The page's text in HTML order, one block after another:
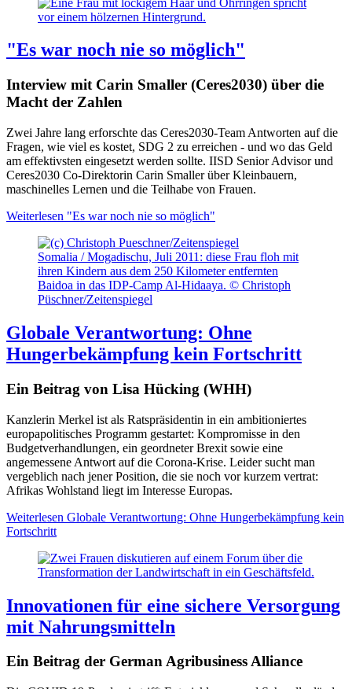
"Es war noch nie so möglich"
Interview mit Carin Smaller (Ceres2030) über die
Macht der Zahlen
Zwei Jahre lang erforschte das Ceres2030-Team Antworten auf die
Fragen, wie viel es kostet, SDG 2 zu erreichen - und wo das Geld
am effektivsten eingesetzt werden sollte. IISD Senior Advisor und
Ceres2030 Co-Direktorin Carin Smaller über Kleinbauern,
maschinelles Lernen und die Teilhabe von Frauen.
Weiterlesen "Es war noch nie so möglich"
Somalia / Mogadischu, Juli 2011: diese Frau floh mit
ihren Kindern aus dem 250 Kilometer entfernten
Baidoa in das IDP-Camp Al-Hidaaya. © Christoph
Püschner/Zeitenspiegel
Globale Verantwortung: Ohne
Hungerbekämpfung kein Fortschritt
Ein Beitrag von Lisa Hücking (WHH)
Kanzlerin Merkel ist als Ratspräsidentin in ein ambitioniertes
europapolitisches Programm gestartet: Kompromisse in den
Budgetverhandlungen, ein geordneter Brexit sowie eine
angemessene Antwort auf die Corona-Krise. Leider sucht man
vergeblich nach jener Position, die sie noch vor kurzem vertrat:
Afrikas Wohlstand liegt im Interesse Europas.
Weiterlesen Globale Verantwortung: Ohne Hungerbekämpfung kein
Fortschritt
Innovationen für eine sichere Versorgung
mit Nahrungsmitteln
Ein Beitrag der German Agribusiness Alliance